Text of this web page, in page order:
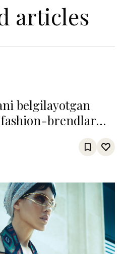
articles
belgilayotgan
brendlar